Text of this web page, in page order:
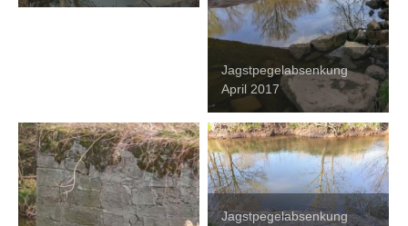
Jagstpegelabsenkung
April 2017
Jagstpegelabsenkung